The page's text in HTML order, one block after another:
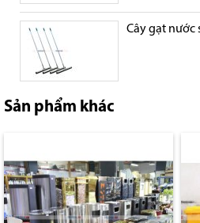
Cây gạt nước
Sản phẩm khác